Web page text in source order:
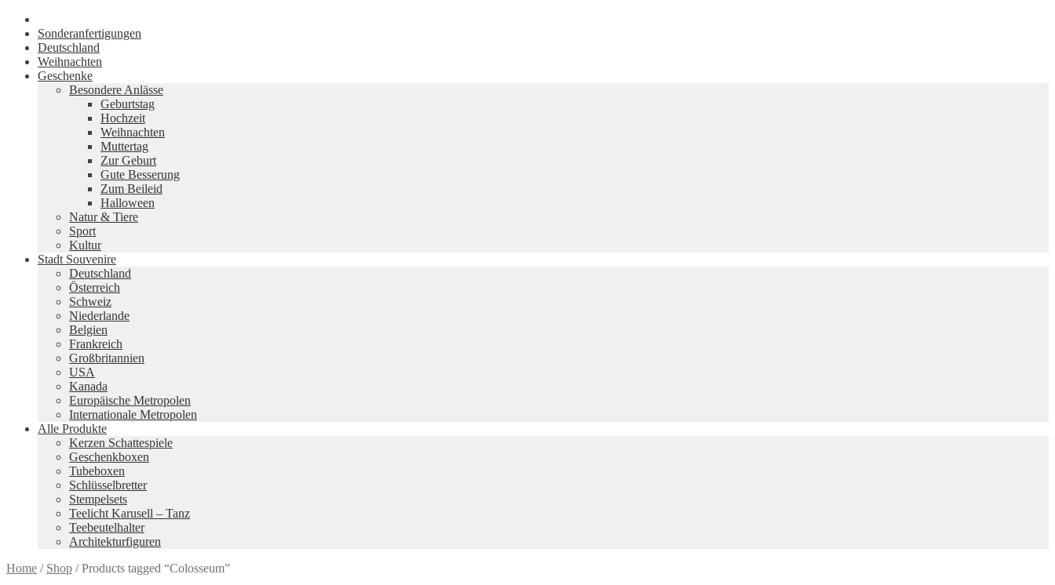
Sonderanfertigungen
Deutschland
Weihnachten
Geschenke
Besondere Anlässe
Geburtstag
Hochzeit
Weihnachten
Muttertag
Zur Geburt
Gute Besserung
Zum Beileid
Halloween
Natur & Tiere
Sport
Kultur
Stadt Souvenire
Deutschland
Österreich
Schweiz
Niederlande
Belgien
Frankreich
Großbritannien
USA
Kanada
Europäische Metropolen
Internationale Metropolen
Alle Produkte
Kerzen Schattespiele
Geschenkboxen
Tubeboxen
Schlüsselbretter
Stempelsets
Teelicht Karusell – Tanz
Teebeutelhalter
Architekturfiguren
Home / Shop /Products tagged “Colosseum”